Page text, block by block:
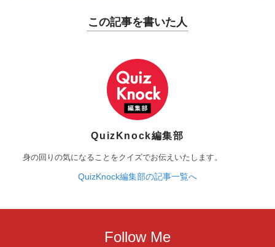
この記事を書いた人
QuizKnock編集部
身の回りの気になることをクイズでお伝えいたします。
QuizKnock編集部の記事一覧へ
Follow Me